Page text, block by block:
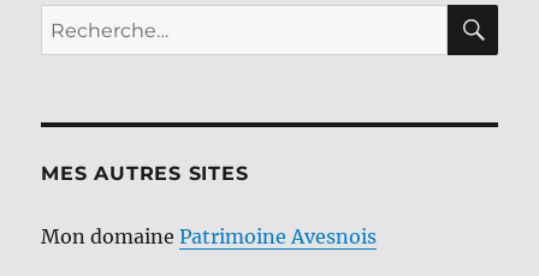
Recherche
pour :
MES AUTRES SITES
Mon domainePatrimoine Avesnois